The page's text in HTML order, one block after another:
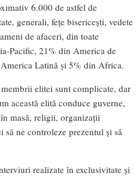
6.000 de astfel de
generali, feţe bisericeşti, vedete
de afaceri, din toate
Pacific, 21% din America de
Latină şi 5% din Africa.
elitei sunt complicate, dar
această elită conduce guverne,
masă, religii, organizaţii
să ne controleze prezentul şi să
realizate în exclusivitate şi